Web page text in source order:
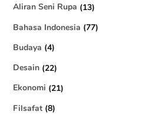
Aliran Seni Rupa (13)
Bahasa Indonesia (77)
Budaya (4)
Desain (22)
Ekonomi (21)
Filsafat (8)